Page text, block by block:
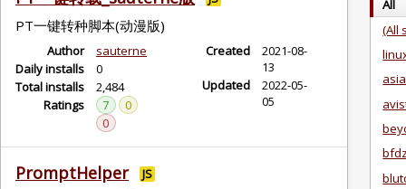
PT一键转种脚本(动漫版)
Author
sauterne
Daily installs
0
Total installs
2,484
Ratings
7
0
0
Created
2021-08-
13
Updated
2022-05-
05
PromptHelper JS
All
(All